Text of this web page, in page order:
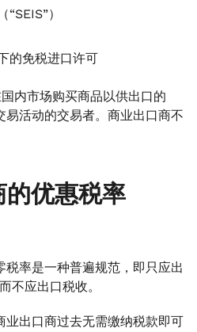
）
的免税进口许可
内市场购买商品以供出口的
易活动的交易者。商业出口商不
的优惠税率
率是一种普遍规范，即只应出
不应出口税收。
业出口商过去无需缴纳税款即可